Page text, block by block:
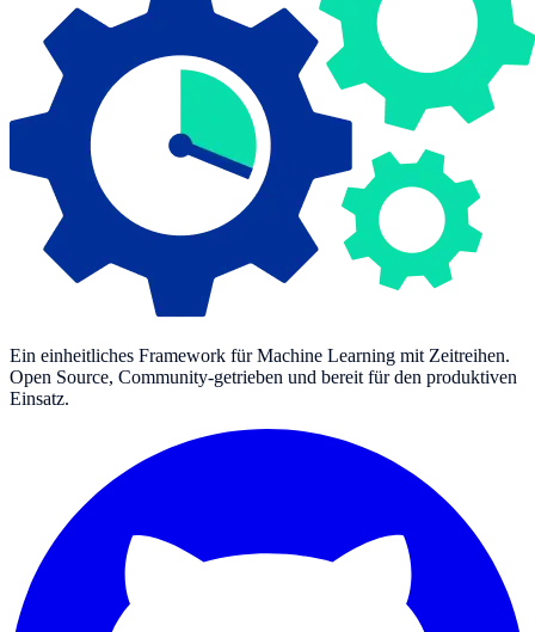
Ein einheitliches Framework für Machine Learning mit Zeitreihen.
Open Source, Community-getrieben und bereit für den produktiven
Einsatz.